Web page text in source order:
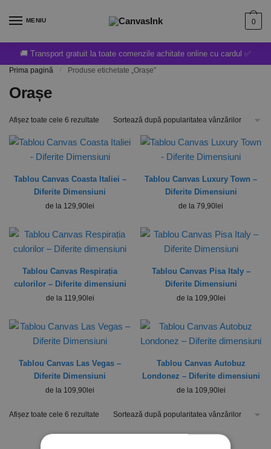
MENIU 0
🚚 Transport gratuit la toate comenzile achitate online cu cardul ✅
Prima pagină / Produse etichetate „Orașe”
Orașe
Afișez toate cele 6 rezultate
Tablou Canvas Coasta Italiei –
Diferite Dimensiuni
de la 129,90lei
Tablou Canvas Luxury Town –
Diferite Dimensiuni
de la79,90lei
Tablou Canvas Respirația
culorilor – Diferite dimensiuni
de la 119,90lei
Tablou Canvas Pisa Italy –
Diferite Dimensiuni
de la 109,90lei
Tablou Canvas Las Vegas –
Diferite Dimensiuni
de la 109,90lei
Tablou Canvas Autobuz
Londonez – Diferite dimensiuni
de la 109,90lei
Afișez toate cele 6 rezultate